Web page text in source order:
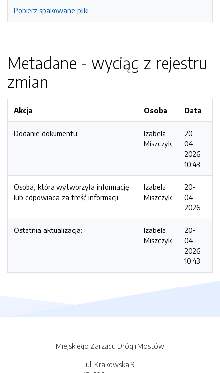
Pobierz spakowane pliki
Metadane - wyciąg z rejestru
zmian
Akcja Osoba Data
Dodanie dokumentu:
Izabela
Miszczyk
20-
04-
2026
10:43
Osoba, która wytworzyła informację
lub odpowiada za treść informacji:
Izabela
Miszczyk
20-
04-
2026
Ostatnia aktualizacja:
Izabela
Miszczyk
20-
04-
2026
10:43
Miejskiego Zarządu Dróg i Mostów
ul. Krakowska 9